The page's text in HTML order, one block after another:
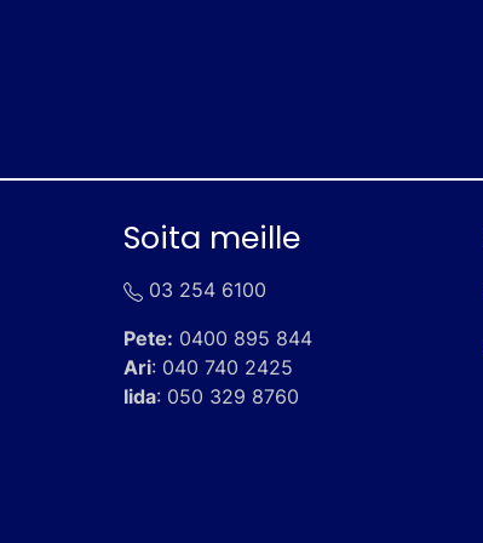
Soita meille
03 254 6100
Pete: 0400 895 844
Ari: 040 740 2425
Iida: 050 329 8760